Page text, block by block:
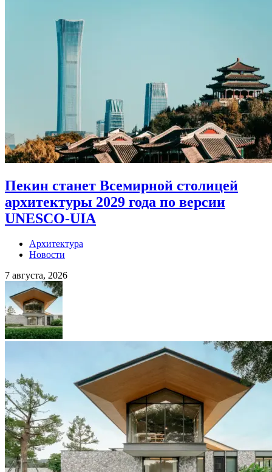
Пекин станет Всемирной столицей
архитектуры 2029 года по версии
UNESCO-UIA
Архитектура
Новости
7 августа, 2026